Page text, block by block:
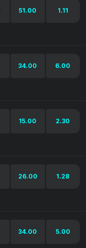
51.00 1.11
34.00 6.00
15.00 2.30
26.00 1.28
34.00 5.00